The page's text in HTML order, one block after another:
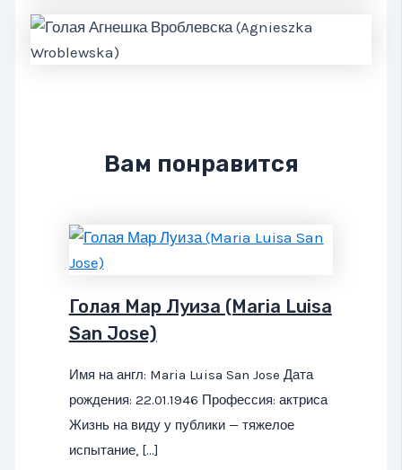
Вам понравится
Голая Мар Луиза (Maria Luisa
San Jose)
Имя на англ: Maria Luisa San Jose Дата
рождения: 22.01.1946 Профессия: актриса
Жизнь на виду у публики — тяжелое
испытание, […]